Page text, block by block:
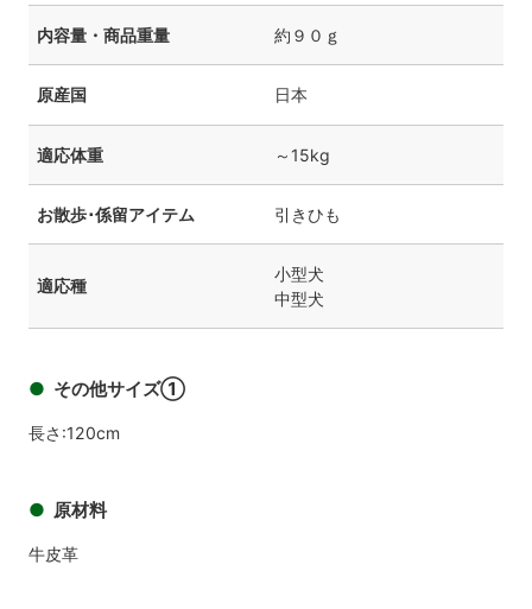
内容量・商品重量 約９０ｇ
原産国 日本
適応体重 ～15kg
お散歩･係留アイテム 引きひも
適応種
小型犬
中型犬
その他サイズ①
長さ:120cm
原材料
牛皮革